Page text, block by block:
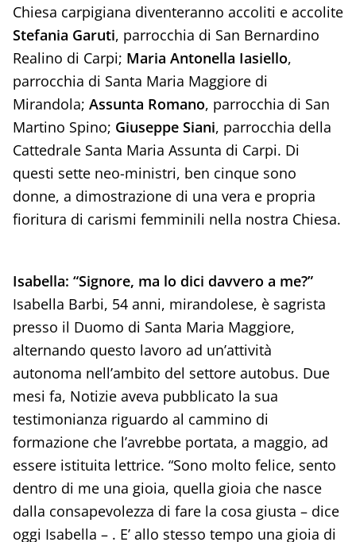
Chiesa carpigiana diventeranno accoliti e accolite
Stefania Garuti, parrocchia di San Bernardino
Realino di Carpi; Maria Antonella Iasiello,
parrocchia di Santa Maria Maggiore di
Mirandola; Assunta Romano, parrocchia di San
Martino Spino; Giuseppe Siani, parrocchia della
Cattedrale Santa Maria Assunta di Carpi. Di
questi sette neo-ministri, ben cinque sono
donne, a dimostrazione di una vera e propria
fioritura di carismi femminili nella nostra Chiesa.
Isabella: “Signore, ma lo dici davvero a me?”
Isabella Barbi, 54 anni, mirandolese, è sagrista
presso il Duomo di Santa Maria Maggiore,
alternando questo lavoro ad un’attività
autonoma nell’ambito del settore autobus. Due
mesi fa, Notizie aveva pubblicato la sua
testimonianza riguardo al cammino di
formazione che l’avrebbe portata, a maggio, ad
essere istituita lettrice. “Sono molto felice, sento
dentro di me una gioia, quella gioia che nasce
dalla consapevolezza di fare la cosa giusta – dice
oggi Isabella – . E’ allo stesso tempo una gioia di